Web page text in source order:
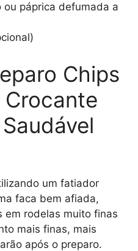
páprica defumada a
Chips
um fatiador
faca bem afiada,
em rodelas muito finas
mais finas, mais
após o preparo.